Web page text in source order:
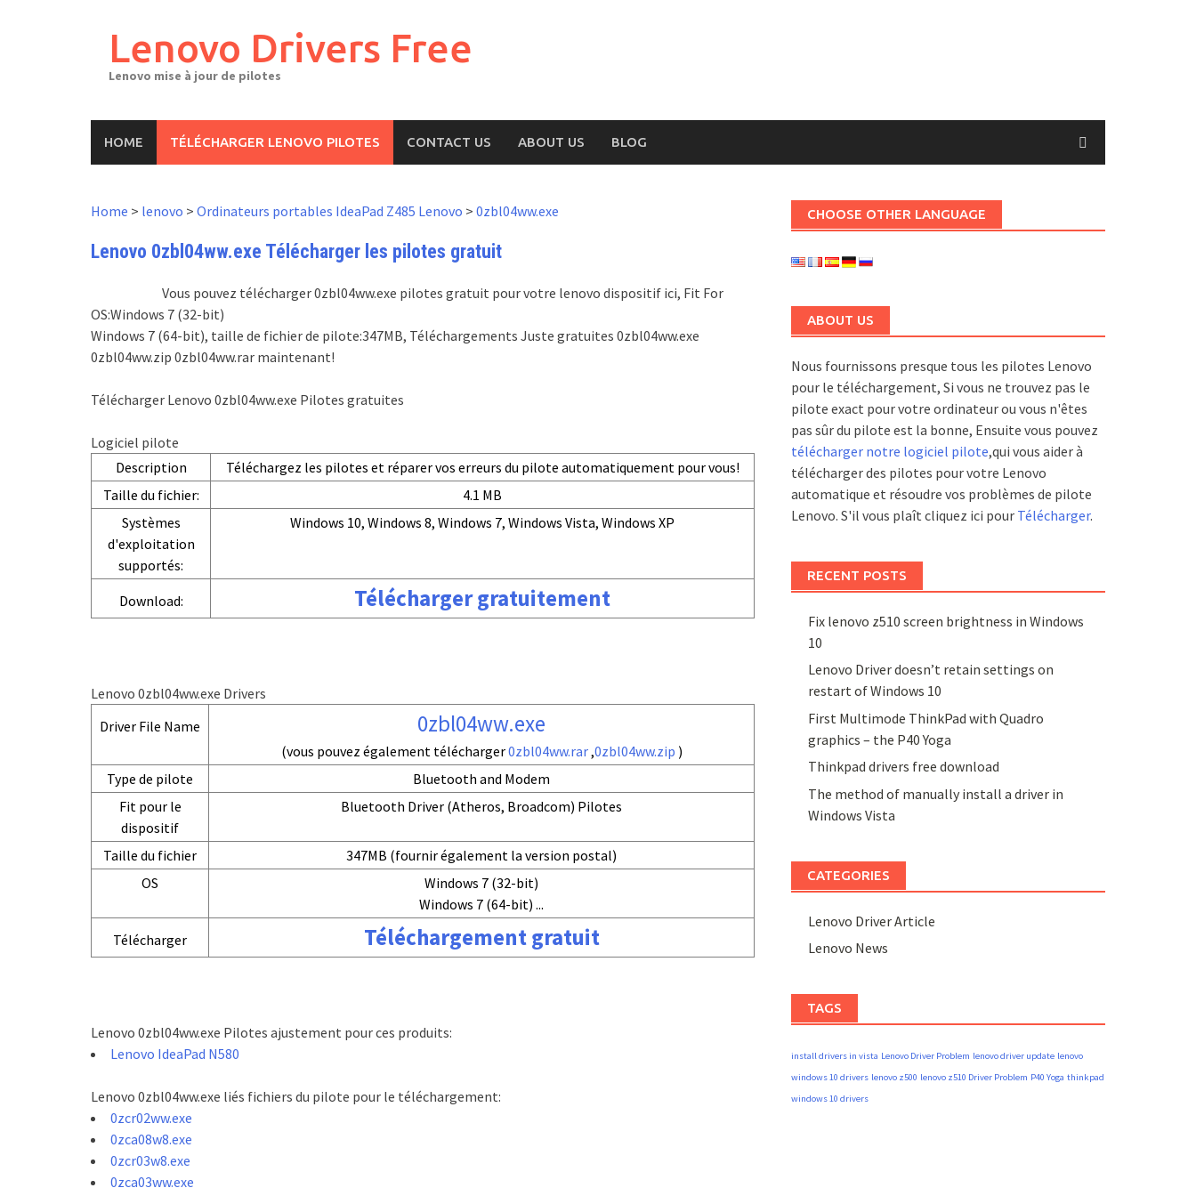
Lenovo Drivers Free
Lenovo mise à jour de pilotes
HOME TÉLÉCHARGER LENOVO PILOTES CONTACT US ABOUT US BLOG
Home > lenovo > Ordinateurs portables IdeaPad Z485 Lenovo > 0zbl04ww.exe
Lenovo 0zbl04ww.exe Télécharger les pilotes gratuit
Vous pouvez télécharger 0zbl04ww.exe pilotes gratuit pour votre lenovo dispositif ici, Fit For
OS:Windows 7 (32-bit)
Windows 7 (64-bit), taille de fichier de pilote:347MB, Téléchargements Juste gratuites 0zbl04ww.exe
0zbl04ww.zip 0zbl04ww.rar maintenant!
Télécharger Lenovo 0zbl04ww.exe Pilotes gratuites
Logiciel pilote
Description
Téléchargez les pilotes et réparer vos erreurs du pilote automatiquement pour vous!
Taille du fichier:
4.1 MB
Systèmes
d'exploitation
supportés:
Windows 10, Windows 8, Windows 7, Windows Vista, Windows XP
Download: Télécharger gratuitement
Lenovo 0zbl04ww.exe Drivers
Driver File Name
0zbl04ww.exe
(vous pouvez également télécharger0zbl04ww.rar,0zbl04ww.zip )
Type de pilote
Bluetooth and Modem
Fit pour le
dispositif
Bluetooth Driver (Atheros, Broadcom) Pilotes
Taille du fichier
347MB (fournir également la version postal)
OS
Windows 7 (32-bit)
Windows 7 (64-bit) ...
Télécharger
Téléchargement gratuit
Lenovo 0zbl04ww.exe Pilotes ajustement pour ces produits:
Lenovo IdeaPad N580
Lenovo 0zbl04ww.exe liés fichiers du pilote pour le téléchargement:
0zcr02ww.exe
0zca08w8.exe
0zcr03w8.exe
0zca03ww.exe
CHOOSE OTHER LANGUAGE
ABOUT US
Nous fournissons presque tous les pilotes Lenovo
pour le téléchargement, Si vous ne trouvez pas le
pilote exact pour votre ordinateur ou vous n'êtes
pas sûr du pilote est la bonne, Ensuite vous pouvez
télécharger notre logiciel pilote,qui vous aider à
télécharger des pilotes pour votre Lenovo
automatique et résoudre vos problèmes de pilote
Lenovo. S'il vous plaît cliquez ici pour Télécharger.
RECENT POSTS
Fix lenovo z510 screen brightness in Windows
10
Lenovo Driver doesn’t retain settings on
restart of Windows 10
First Multimode ThinkPad with Quadro
graphics – the P40 Yoga
Thinkpad drivers free download
The method of manually install a driver in
Windows Vista
CATEGORIES
Lenovo Driver Article
Lenovo News
TAGS
install drivers in vista Lenovo Driver Problem lenovo driver update lenovo
windows 10 drivers lenovo z500 lenovo z510 Driver Problem P40 Yoga thinkpad
windows 10 drivers